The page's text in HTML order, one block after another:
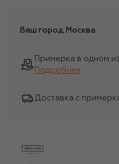
Ваш город Москва
Примерка в одном
Подробнее
Доставка с